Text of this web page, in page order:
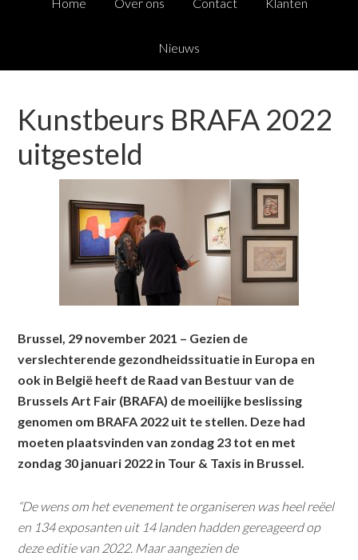
Nieuws
Kunstbeurs BRAFA 2022
uitgesteld
Brussel, 29 november 2021 – Gezien de
verslechterende gezondheidssituatie in Europa en
ook in België heeft de Raad van Bestuur van de
Brussels Art Fair (BRAFA) de moeilijke beslissing
genomen om BRAFA 2022 uit te stellen. Deze had
moeten plaatsvinden van zondag 23 tot en met
zondag 30 januari 2022 in Tour & Taxis in Brussel.
“De wens om het evenement te organiseren was heel reëel
en 134 exposanten uit 14 landen hadden gereageerd op
deze editie van 2022. Maar aangezien de